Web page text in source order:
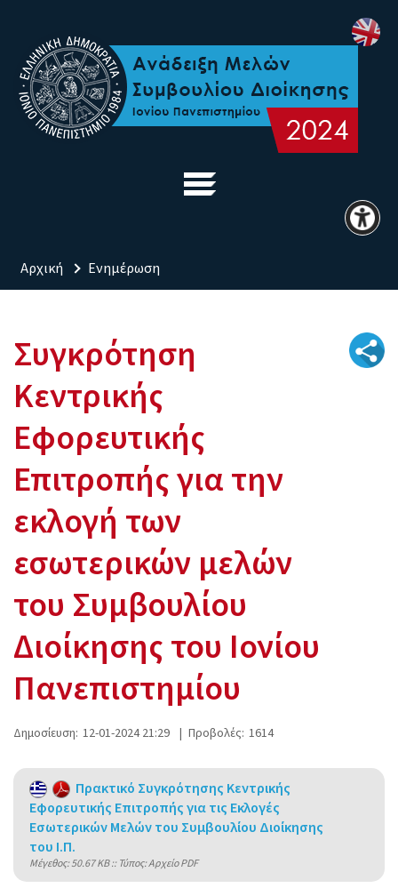
Αρχική Ενημέρωση
Συγκρότηση
Κεντρικής
Εφορευτικής
Επιτροπής για την
εκλογή των
εσωτερικών μελών
του Συμβουλίου
Διοίκησης του Ιονίου
Πανεπιστημίου
Δημοσίευση: 12-01-2024 21:29 | Προβολές: 1614
Πρακτικό Συγκρότησης Κεντρικής
Εφορευτικής Επιτροπής για τις Εκλογές
Εσωτερικών Μελών του Συμβουλίου Διοίκησης
του Ι.Π.
Mέγεθος: 50.67 KB :: Τύπος: Αρχείο PDF